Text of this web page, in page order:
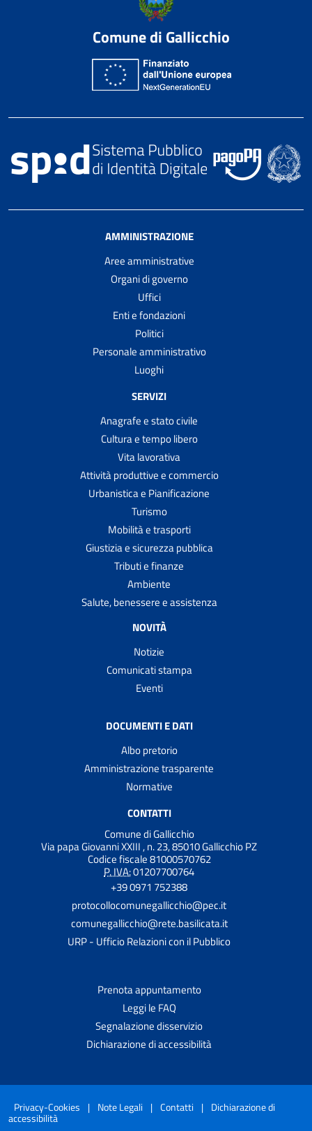
Comune di Gallicchio
AMMINISTRAZIONE
Aree amministrative
Organi di governo
Uffici
Enti e fondazioni
Politici
Personale amministrativo
Luoghi
SERVIZI
Anagrafe e stato civile
Cultura e tempo libero
Vita lavorativa
Attività produttive e commercio
Urbanistica e Pianificazione
Turismo
Mobilità e trasporti
Giustizia e sicurezza pubblica
Tributi e finanze
Ambiente
Salute, benessere e assistenza
NOVITÀ
Notizie
Comunicati stampa
Eventi
DOCUMENTI E DATI
Albo pretorio
Amministrazione trasparente
Normative
CONTATTI
Comune di Gallicchio
Via papa Giovanni XXIII , n. 23, 85010 Gallicchio PZ
Codice fiscale 81000570762
P. IVA:01207700764
+39 0971 752388
protocollocomunegallicchio@pec.it
comunegallicchio@rete.basilicata.it
URP - Ufficio Relazioni con il Pubblico
Prenota appuntamento
Leggi le FAQ
Segnalazione disservizio
Dichiarazione di accessibilità
Privacy-Cookies | Note Legali | Contatti | Dichiarazione di
accessibilità